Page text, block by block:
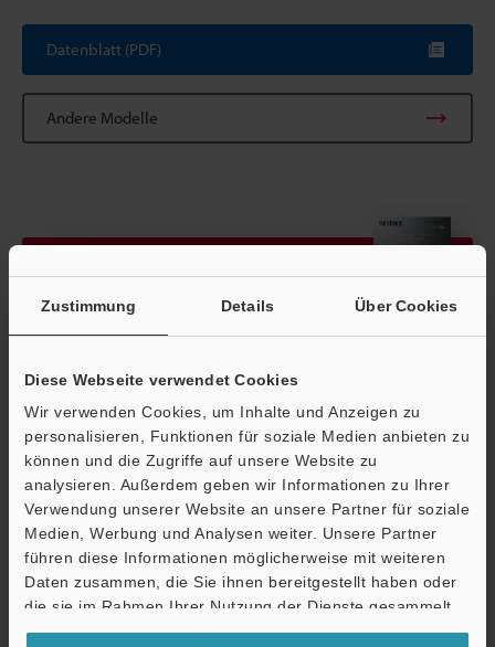
Zustimmung Details Über Cookies
Diese Webseite verwendet Cookies
Wir verwenden Cookies, um Inhalte und Anzeigen zu
personalisieren, Funktionen für soziale Medien anbieten zu
können und die Zugriffe auf unsere Website zu
analysieren. Außerdem geben wir Informationen zu Ihrer
Verwendung unserer Website an unsere Partner für soziale
Medien, Werbung und Analysen weiter. Unsere Partner
führen diese Informationen möglicherweise mit weiteren
Daten zusammen, die Sie ihnen bereitgestellt haben oder
die sie im Rahmen Ihrer Nutzung der Dienste gesammelt
haben.
Datenblatt (PDF)
Andere Modelle
Broschüre herunterladen
Technische Leitfäden
Datenblatt (PDF)
CAD / CAE
Handbücher
Software
Fragen
Terminwunsch
Support